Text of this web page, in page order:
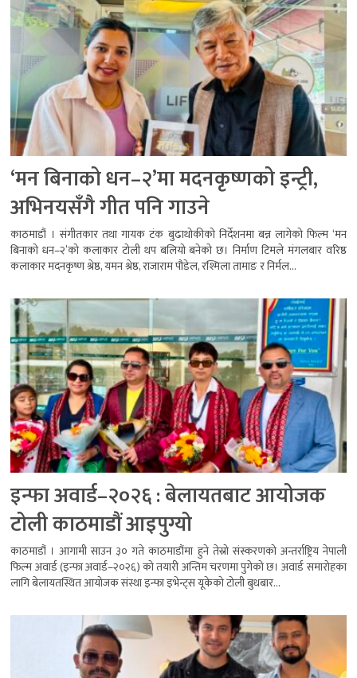
‘मन बिनाको धन–२’मा मदनकृष्णको इन्ट्री,
अभिनयसँगै गीत पनि गाउने
काठमाडौं । संगीतकार तथा गायक टंक बुढाथोकीको निर्देशनमा बन्न लागेको फिल्म ‘मन
बिनाको धन–२’को कलाकार टोली थप बलियो बनेको छ। निर्माण टिमले मंगलबार वरिष्ठ
कलाकार मदनकृष्ण श्रेष्ठ, यमन श्रेष्ठ, राजाराम पौडेल, रश्मिला तामाङ र निर्मल...
इन्फा अवार्ड–२०२६ : बेलायतबाट आयोजक
टोली काठमाडौं आइपुग्यो
काठमाडौं । आगामी साउन ३० गते काठमाडौंमा हुने तेस्रो संस्करणको अन्तर्राष्ट्रिय नेपाली
फिल्म अवार्ड (इन्फा अवार्ड–२०२६) को तयारी अन्तिम चरणमा पुगेको छ। अवार्ड समारोहका
लागि बेलायतस्थित आयोजक संस्था इन्फा इभेन्ट्स यूकेको टोली बुधबार...